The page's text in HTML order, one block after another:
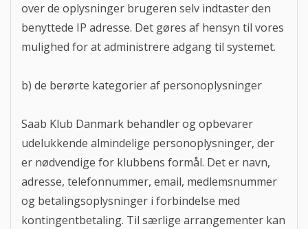
over de oplysninger brugeren selv indtaster den
benyttede IP adresse. Det gøres af hensyn til vores
mulighed for at administrere adgang til systemet.
b) de berørte kategorier af personoplysninger
Saab Klub Danmark behandler og opbevarer
udelukkende almindelige personoplysninger, der
er nødvendige for klubbens formål. Det er navn,
adresse, telefonnummer, email, medlemsnummer
og betalingsoplysninger i forbindelse med
kontingentbetaling. Til særlige arrangementer kan